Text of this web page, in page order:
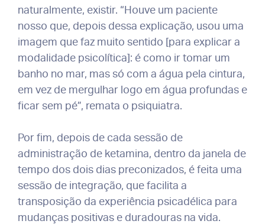
naturalmente, existir. “Houve um paciente
nosso que, depois dessa explicação, usou uma
imagem que faz muito sentido [para explicar a
modalidade psicolítica]: é como ir tomar um
banho no mar, mas só com a água pela cintura,
em vez de mergulhar logo em água profundas e
ficar sem pé”, remata o psiquiatra.
Por fim, depois de cada sessão de
administração de ketamina, dentro da janela de
tempo dos dois dias preconizados, é feita uma
sessão de integração, que facilita a
transposição da experiência psicadélica para
mudanças positivas e duradouras na vida.